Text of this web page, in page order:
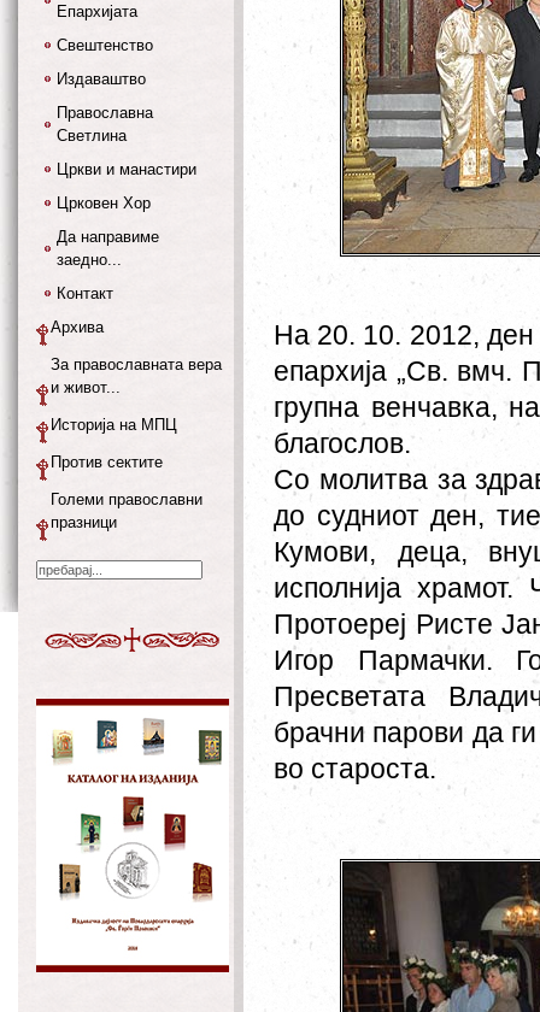
На 20. 10. 2012,
епархија „Св. вмч.
групна венчавка,
благослов.
Со молитва за
до судниот ден,
Кумови, деца,
исполнија
Протоереј Ристе
Игор Пармачки.
Пресветата
брачни парови да
во староста.
Епархијата
Свештенство
Издаваштво
Православна
Светлина
Цркви и манастири
Црковен Хор
Да направиме
заедно...
Контакт
Архива
За православната вера
и живот...
Историја на МПЦ
Против сектите
Големи православни
празници